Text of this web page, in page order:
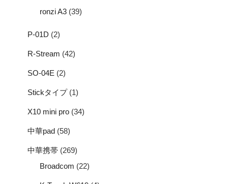
ronzi A3 (39)
P-01D (2)
R-Stream (42)
SO-04E (2)
Stickタイプ(1)
X10 mini pro (34)
中華pad (58)
中華携帯 (269)
Broadcom (22)